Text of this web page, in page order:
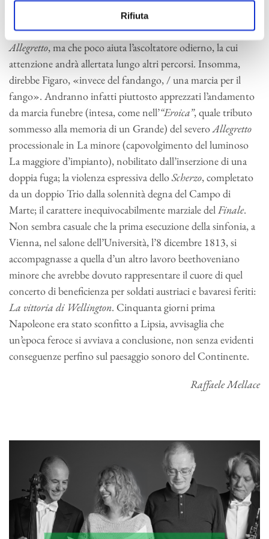
Rifiuta
condivisibile per il ruolo principe che vi assume il ritmo,
perfino nel tempo lento, un inconsueto, incantatorio
Allegretto, ma che poco aiuta l’ascoltatore odierno, la cui
attenzione andrà allertata lungo altri percorsi. Insomma,
direbbe Figaro, «invece del fandango, / una marcia per il
fango». Andranno infatti piuttosto apprezzati l’andamento
da marcia funebre (intesa, come nell’“Eroica”, quale tributo
sommesso alla memoria di un Grande) del severoAllegretto
processionale in La minore (capovolgimento del luminoso
La maggiore d’impianto), nobilitato dall’inserzione di una
doppia fuga; la violenza espressiva delloScherzo, completato
da un doppio Trio dalla solennità degna del Campo di
Marte; il carattere inequivocabilmente marziale delFinale.
Non sembra casuale che la prima esecuzione della sinfonia, a
Vienna, nel salone dell’Università, l’8 dicembre 1813, si
accompagnasse a quella d’un altro lavoro beethoveniano
minore che avrebbe dovuto rappresentare il cuore di quel
concerto di beneficienza per soldati austriaci e bavaresi feriti:
La vittoria di Wellington. Cinquanta giorni prima
Napoleone era stato sconfitto a Lipsia, avvisaglia che
un’epoca feroce si avviava a conclusione, non senza evidenti
conseguenze perfino sul paesaggio sonoro del Continente.
Raffaele Mellace